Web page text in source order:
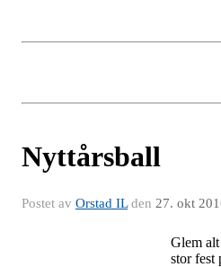
Nyttårsball
Postet av Orstad ILden 27. okt
Glem
stor fest